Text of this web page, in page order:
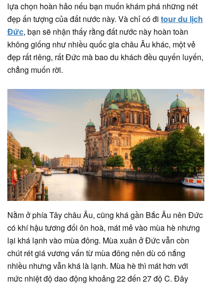
lựa chọn hoàn hảo nếu bạn muốn khám phá những nét
đẹp ấn tượng của đất nước này. Và chỉ có đi tour du lịch
Đức, bạn sẽ nhận thấy rằng đất nước này hoàn toàn
không giống như nhiều quốc gia châu Âu khác, một vẻ
đẹp rất riêng, rất Đức mà bao du khách đều quyến luyến,
chẳng muốn rời.
Nằm ở phía Tây châu Âu, cũng khá gần Bắc Âu nên Đức
có khí hậu tương đối ôn hoà, mát mẻ vào mùa hè nhưng
lại khá lạnh vào mùa đông. Mùa xuân ở Đức vẫn còn
chút rét giá vương vấn từ mùa đông nên dù có nắng
nhiều nhưng vẫn khá là lạnh. Mùa hè thì mát hơn với
mức nhiệt độ dao động khoảng 22 đến 27 độ C. Đây